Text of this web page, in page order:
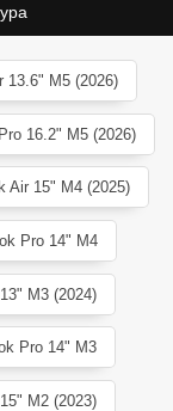
13.6" M5 (2026)
16.2" M5 (2026)
Air 15" M4 (2025)
Pro 14" M4
M3 (2024)
Pro 14" M3
M2 (2023)